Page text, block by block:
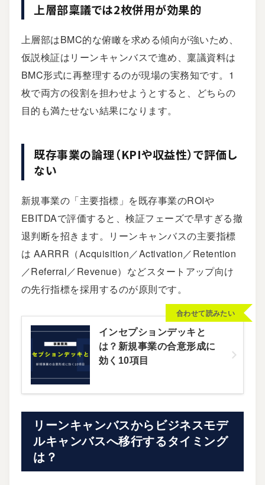
上層部稟議では2枚併用が効果的
上層部はBMC的な俯瞰を求める傾向が強いため、
仮説検証はリーンキャンバスで進め、稟議資料は
BMC形式に再整理するのが現場の実務知です。1
枚で両方の役割を担わせようとすると、どちらの
目的も満たせない結果になります。
既存事業の論理（KPIや収益性）で評価し
ない
新規事業の「主要指標」を既存事業のROIや
EBITDAで評価すると、検証フェーズで早すぎる撤
退判断を招きます。リーンキャンバスの主要指標
は AARRR（Acquisition／Activation／Retention
／Referral／Revenue）などスタートアップ向け
の先行指標を採用するのが原則です。
インセプションデッキと
は？新規事業の合意形成に
効く10項目
合わせて読みたい
リーンキャンバスからビジネスモデ
ルキャンバスへ移行するタイミング
は？